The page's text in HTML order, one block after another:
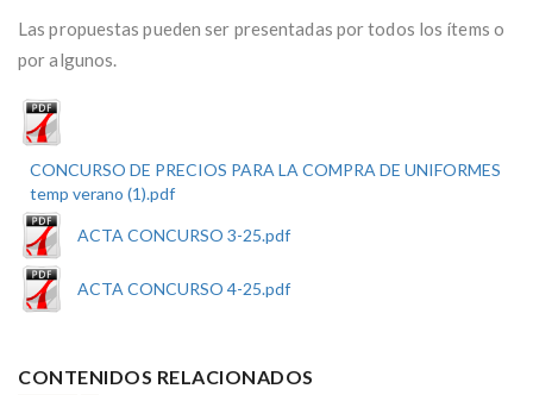
Las propuestas pueden ser presentadas por todos los ítems o
por algunos.
CONCURSO DE PRECIOS PARA LA COMPRA DE UNIFORMES
temp verano (1).pdf
ACTA CONCURSO 3-25.pdf
ACTA CONCURSO 4-25.pdf
CONTENIDOS RELACIONADOS